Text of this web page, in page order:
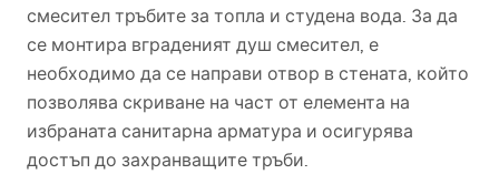
смесител тръбите за топла и студена вода. За да
се монтира вграденият душ смесител, е
необходимо да се направи отвор в стената, който
позволява скриване на част от елемента на
избраната санитарна арматура и осигурява
достъп до захранващите тръби.